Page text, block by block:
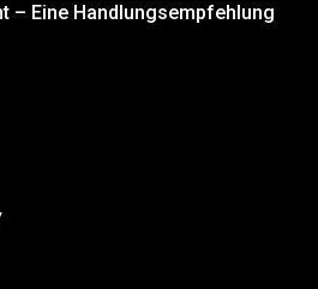
– Eine Handlungsempfehlung